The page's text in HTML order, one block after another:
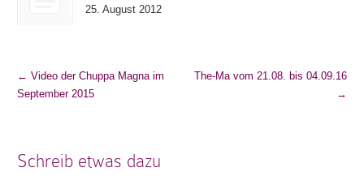
25. August 2012
← Video der Chuppa Magna im
September 2015
The-Ma vom 21.08. bis 04.09.16
→
Schreib etwas dazu